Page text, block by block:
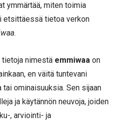
ymmärtää, miten toimia
etsittäessä tietoa verkon
.
tietoja nimestä emmiwaa on
en väitä tuntevani
ominaisuuksia. Sen sijaan
ja käytännön neuvoja, joiden
, arviointi- ja